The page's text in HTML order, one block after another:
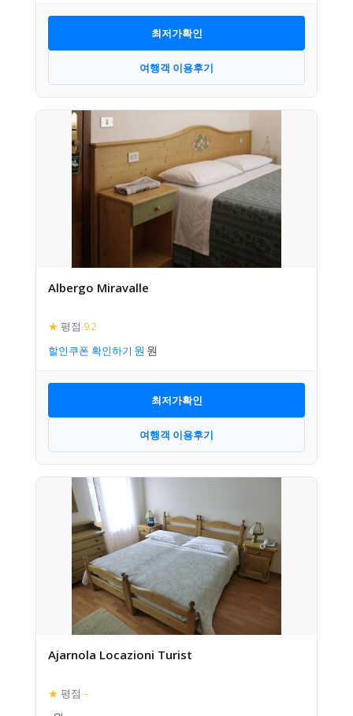
최저가확인
여행객 이용후기
Albergo Miravalle
★ 평점 9.2
할인쿠폰 확인하기
최저가확인
여행객 이용후기
Ajarnola Locazioni Turist
★ 평점 –